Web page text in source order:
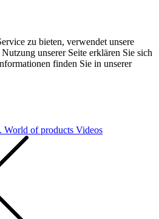
zu bieten, verwendet unsere
unserer Seite erklären Sie sich
finden Sie in unserer
World of products Videos